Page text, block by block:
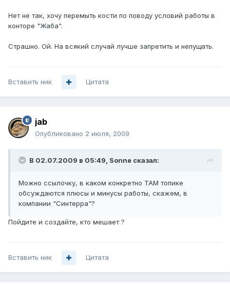
Нет не так, хочу перемыть кости по поводу условий работы в
конторе "Жаба".
Страшно. Ой. На всякий случай лучше запретить и непущать.
Вставить ник Цитата
jab
Опубликовано 2 июля, 2009
В 02.07.2009 в 05:49, Sonne сказал:
Можно ссылочку, в каком конкретно ТАМ топике
обсуждаются плюсы и минусы работы, скажем, в
компании "Синтерра"?
Пойдите и создайте, кто мешает ?
Вставить ник Цитата